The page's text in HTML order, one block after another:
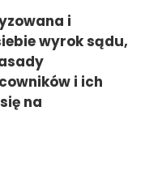
i
wyrok sądu,
i ich
na